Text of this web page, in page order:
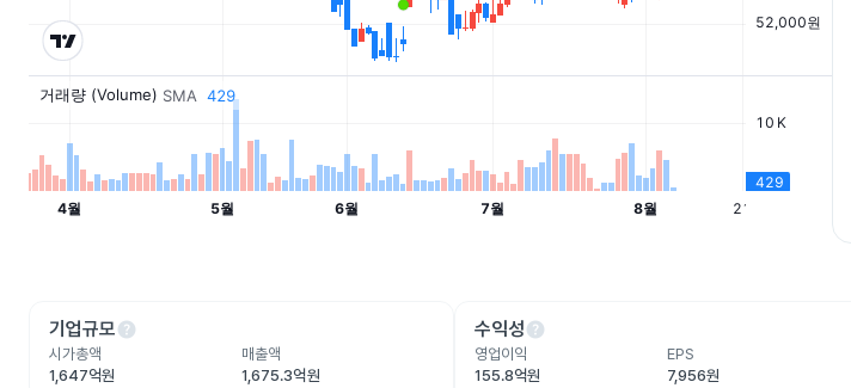
기업규모help
시가총액
1,647억원
매출액
1,675.3억원
수익성help
영업이익
155.8억원
EPS
7,956원